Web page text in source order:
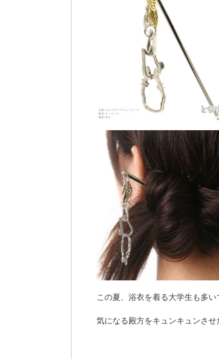
この夏、浴衣を着る大学生も多い
気になる殿方をキュンキュンさせ